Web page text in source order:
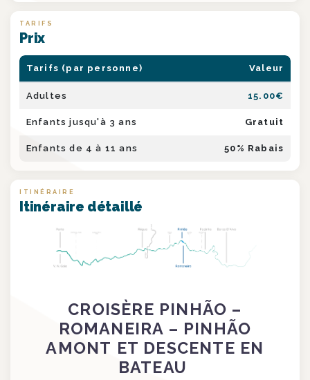
TARIFS
Prix
Tarifs (par personne) Valeur
Adultes 15.00€
Enfants jusqu'à 3 ans Gratuit
Enfants de 4 à 11 ans 50 % Rabais
ITINÉRAIRE
Itinéraire détaillé
CROISÈRE PINHÃO –
ROMANEIRA – PINHÃO
AMONT ET DESCENTE EN
BATEAU